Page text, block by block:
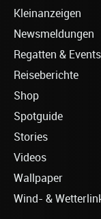
Kleinanzeigen
Newsmeldungen
Regatten & Events
Reiseberichte
Shop
Spotguide
Stories
Videos
Wallpaper
Wind- &